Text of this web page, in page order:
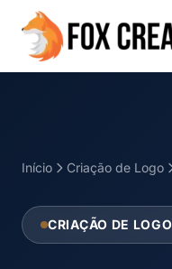
Início Criação de Logo
CRIAÇÃO DE LOGO